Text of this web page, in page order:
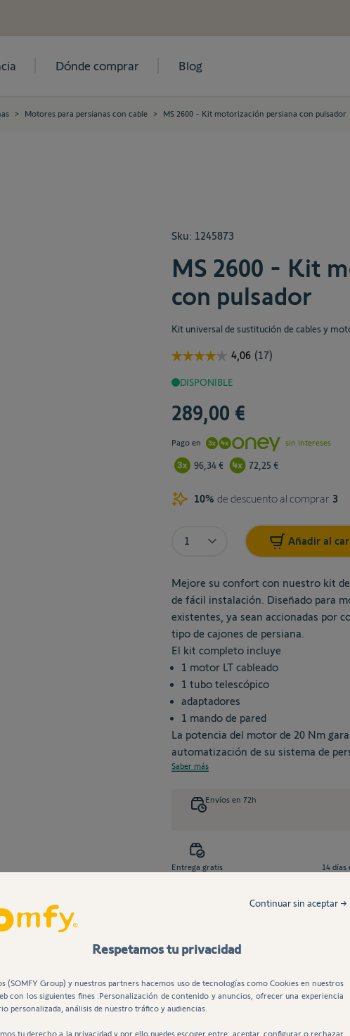
Dónde comprar Blog
> Motores para persianas con cable > MS 2600 - Kit motorización persiana con pulsador
Sku: 1245873
MS 2600 - Kit
con pulsador
Kit universal de sustitución de cables y
DISPONIBLE
289,00 €
Pago en sin intereses
96,34 € 72,25 €
10% de descuento al comprar 3
10%Añadir al
Mejore su confort con nuestro kit
de fácil instalación. Diseñado para
existentes, ya sean accionadas por
tipo de cajones de persiana.
El kit completo incluye
1 motor LT cableado
1 tubo telescópico
adaptadores
1 mando de pared
La potencia del motor de 20 Nm
automatización de su sistema de
Saber más
Envíos en 72h
Entrega gratis 14 días
Descripción Documentos
Respetamos tu privacidad
(SOMFY Group) y nuestros partners hacemos uso de tecnologías como Cookies en nuestros
con los siguientes fines :Personalización de contenido y anuncios, ofrecer una experiencia
personalizada, análisis de nuestro tráfico y audiencias.
tu derecho a la privacidad y por ello puedes escoger entre: aceptar, configurar o rechazar
Continuar sin aceptar →